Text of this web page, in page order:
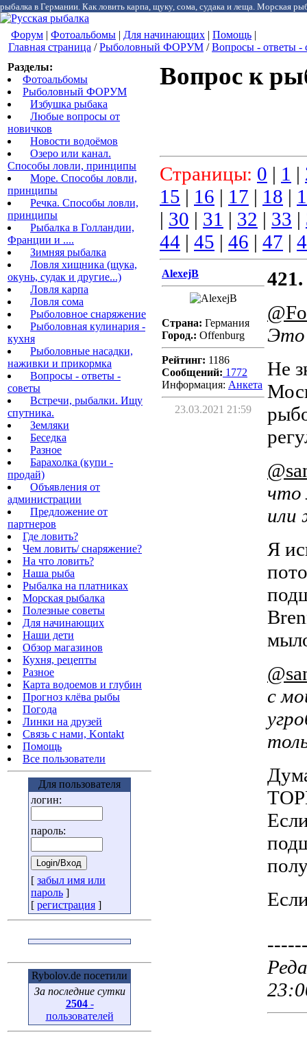
рыбалка в Германии. Как ловить карпа, щуку, сома, судака и леща. Морская
Форум | Фотоальбомы | Для начинающих | Помощь |
Главная страница /Рыболовный ФОРУМ /Вопросы - ответы -
Разделы:
Фотоальбомы
Рыболовный ФОРУМ
Избушка рыбака
Любые вопросы от
новичков
Новости водоёмов
Озеро или канал.
Способы ловли, принципы
Море. Способы ловли,
принципы
Речка. Способы ловли,
принципы
Рыбалка в Голландии,
Франции и ....
Зимняя рыбалка
Ловля хищника (щука,
окунь, судак и другие...)
Ловля карпа
Ловля сома
Рыболовное снаряжение
Рыболовная кулинария -
кухня
Рыболовные насадки,
наживки и прикормка
Вопросы - ответы -
советы
Встречи, рыбалки. Ищу
спутника.
Земляки
Беседка
Разное
Барахолка (купи -
продай)
Объявления от
администрации
Предложение от
партнеров
Где ловить?
Чем ловить/ снаряжение?
На что ловить?
Наша рыба
Рыбалка на платниках
Морская рыбалка
Полезные советы
Для начинающих
Наши дети
Обзор магазинов
Кухня, рецепты
Разное
Карта водоемов и глубин
Прогноз клёва рыбы
Погода
Линки на друзей
Связь с нами, Kontakt
Помощь
Все пользователи
Для пользователя
логин:
пароль:
[ забыл имя или
пароль ]
[ регистрация ]
Rybolov.de посетили
За последние сутки
2504-
пользователей
Вопрос к
Страницы: 0 | 1 |
15 | 16 | 17 | 18 |
| 30 | 31 | 32 | 33 |
44 | 45 | 46 | 47 |
AlexejB
Страна: Германия
Город.: Offenburg
Рейтинг: 1186
Сообщений: 1772
Информация: Aнкета
23.03.2021 21:59
421.
Это
Не
что
или
Я
с